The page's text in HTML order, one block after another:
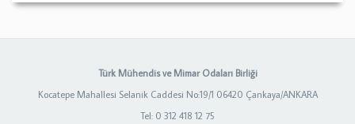
Türk Mühendis ve Mimar Odaları Birliği
Kocatepe Mahallesi Selanik Caddesi No:19/1 06420 Çankaya/ANKARA
Tel: 0 312 418 12 75